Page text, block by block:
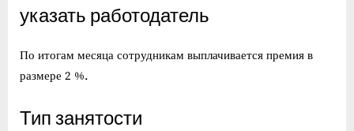
указать работодатель
По итогам месяца сотрудникам выплачивается премия в
размере 2 %.
Тип занятости